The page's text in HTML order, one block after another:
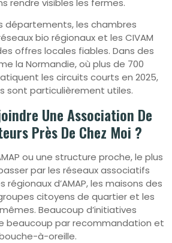
rendre visibles les fermes.
départements, les chambres
bio régionaux et les CIVAM
offres locales fiables. Dans des
la Normandie, où plus de 700
les circuits courts en 2025,
sont particulièrement utiles.
Une Association De
Près De Chez Moi ?
ou une structure proche, le plus
par les réseaux associatifs
régionaux d’AMAP, les maisons des
citoyens de quartier et les
Beaucoup d’initiatives
beaucoup par recommandation et
à-oreille.